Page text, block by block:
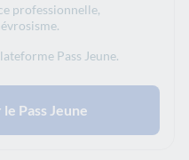
professionnelle,
Pass Jeune.
Pass Jeune